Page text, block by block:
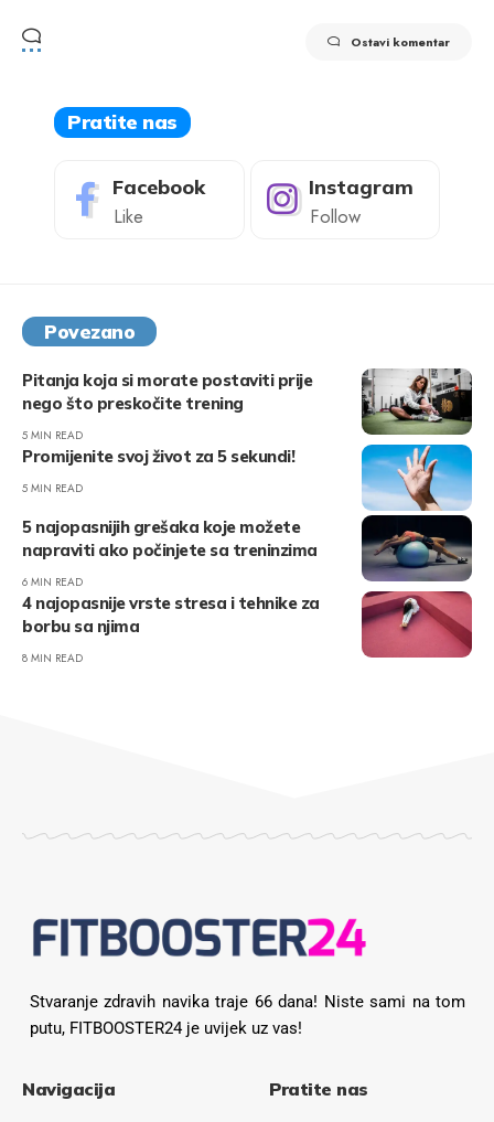
Ostavi komentar
Pratite nas
Facebook
Like
Instagram
Follow
Povezano
Pitanja koja si morate postaviti prije
nego što preskočite trening
5 MIN READ
Promijenite svoj život za 5 sekundi!
5 MIN READ
5 najopasnijih grešaka koje možete
napraviti ako počinjete sa treninzima
6 MIN READ
4 najopasnije vrste stresa i tehnike za
borbu sa njima
8 MIN READ
Stvaranje zdravih navika traje 66 dana! Niste sami na tom
putu, FITBOOSTER24 je uvijek uz vas!
Navigacija Pratite nas